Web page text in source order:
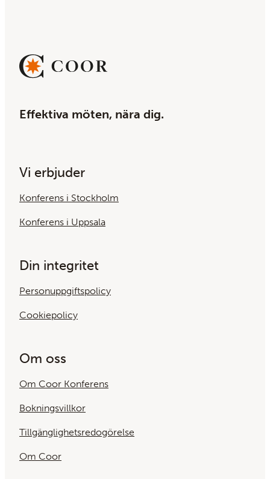
Effektiva möten, nära dig.
Vi erbjuder
Konferens i Stockholm
Konferens i Uppsala
Din integritet
Personuppgiftspolicy
Cookiepolicy
Om oss
Om Coor Konferens
Bokningsvillkor
Tillgänglighetsredogörelse
Om Coor